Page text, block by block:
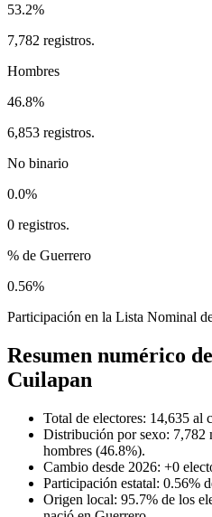
53.2%
7,782 registros.
Hombres
46.8%
6,853 registros.
No binario
0.0%
0 registros.
% de Guerrero
0.56%
Participación en la Lista Nominal
Resumen numérico de
Cuilapan
Total de electores: 14,635 al
Distribución por sexo: 7,782
hombres (46.8%).
Cambio desde 2026: +0
Participación estatal: 0.56%
Origen local: 95.7% de los